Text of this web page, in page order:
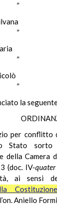
de
la
per conflitto
Stato sorto
della Camera
(doc. IV-quater
ai sensi
Costituzione
Aniello